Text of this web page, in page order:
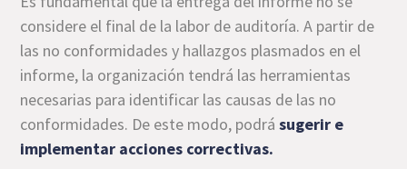
considere el final de la labor de auditoría. A partir de
las no conformidades y hallazgos plasmados en el
informe, la organización tendrá las herramientas
necesarias para identificar las causas de las no
conformidades. De este modo, podrásugerir e
implementar acciones correctivas.